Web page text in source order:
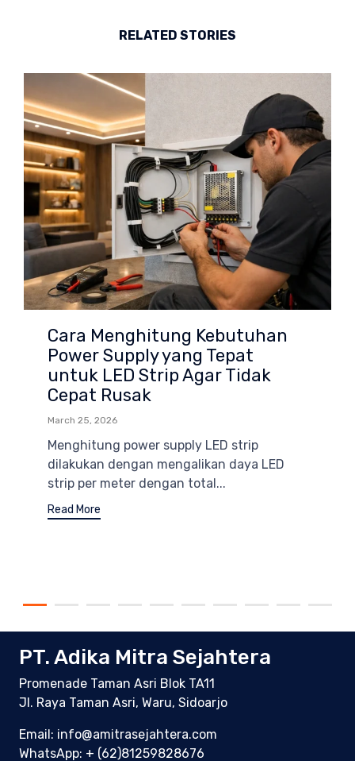
RELATED STORIES
Cara Menghitung Kebutuhan
Power Supply yang Tepat
untuk LED Strip Agar Tidak
Cepat Rusak
March 25, 2026
Menghitung power supply LED strip
dilakukan dengan mengalikan daya LED
strip per meter dengan total...
Read More
PT. Adika Mitra Sejahtera
Promenade Taman Asri Blok TA11
Jl. Raya Taman Asri, Waru, Sidoarjo
Email: info@amitrasejahtera.com
WhatsApp: + (62)81259828676